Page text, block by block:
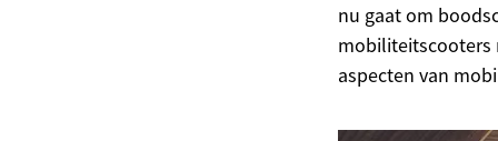
nu gaat om
mobiliteitscooters
aspecten van